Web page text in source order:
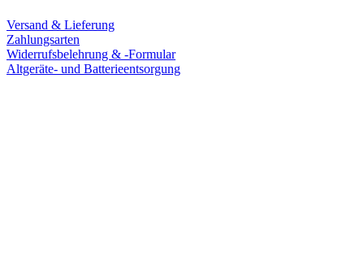
Versand & Lieferung
Zahlungsarten
Widerrufsbelehrung & -Formular
Altgeräte- und Batterieentsorgung